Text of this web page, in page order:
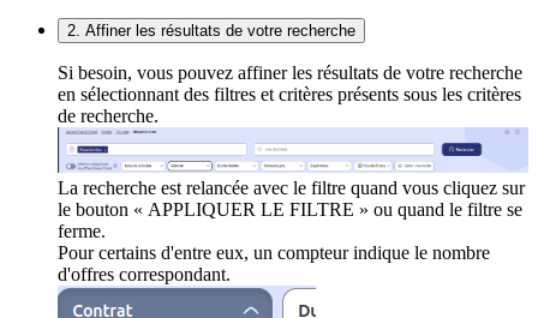
2. Affiner les résultats de votre recherche
Si besoin, vous pouvez affiner les résultats de votre recherche
en sélectionnant des filtres et critères présents sous les critères
de recherche.
La recherche est relancée avec le filtre quand vous cliquez sur
le bouton « APPLIQUER LE FILTRE » ou quand le filtre se
ferme.
Pour certains d'entre eux, un compteur indique le nombre
d'offres correspondant.